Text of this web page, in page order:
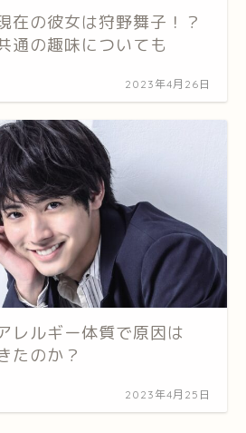
在の彼女は狩野舞子！？
通の趣味についても
2023年4月26日
レルギー体質で原因は
たのか？
2023年4月25日